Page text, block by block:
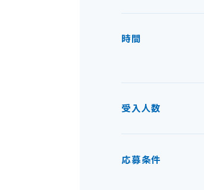
時間
受入人数
応募条件